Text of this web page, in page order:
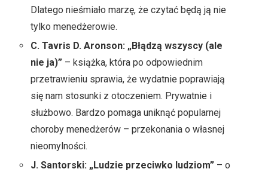
Dlatego nieśmiało marzę, że czytać będą ją nie
tylko menedżerowie.
C. Tavris D. Aronson: „Błądzą wszyscy (ale
nie ja)” – książka, która po odpowiednim
przetrawieniu sprawia, że wydatnie poprawiają
się nam stosunki z otoczeniem. Prywatnie i
służbowo. Bardzo pomaga uniknąć popularnej
choroby menedżerów – przekonania o własnej
nieomylności.
J. Santorski: „Ludzie przeciwko ludziom” – o